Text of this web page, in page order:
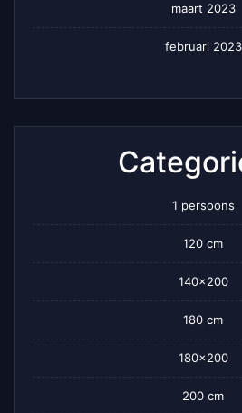
maart 2023
februari 2023
1 persoons
120 cm
140×200
180 cm
180×200
200 cm